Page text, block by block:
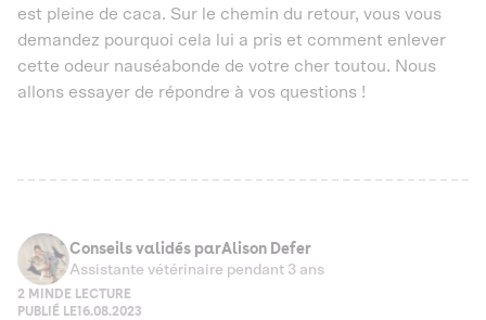
est pleine de caca. Sur le chemin du retour, vous vous
demandez pourquoi cela lui a pris et comment enlever
cette odeur nauséabonde de votre cher toutou. Nous
allons essayer de répondre à vos questions !
Conseils validés parAlison Defer
Assistante vétérinaire pendant 3 ans
2 MIN DE LECTURE
PUBLIÉ LE16.08.2023